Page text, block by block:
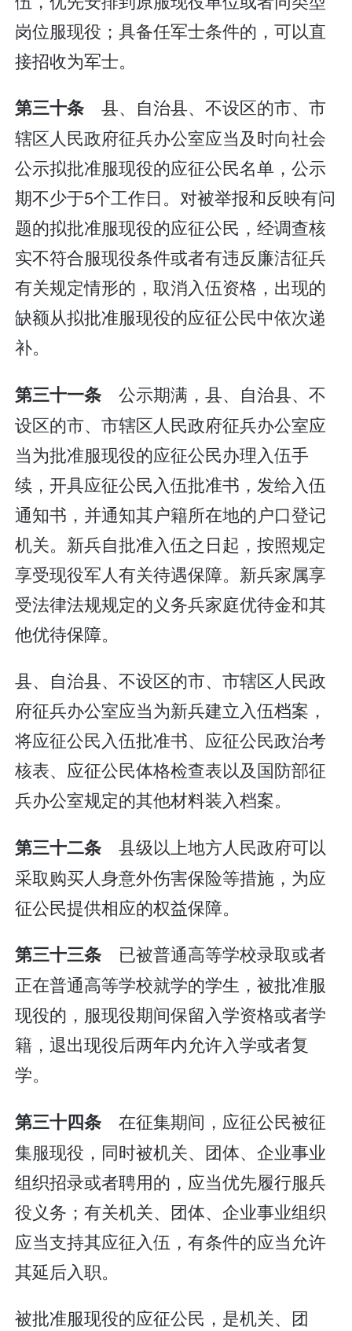
岗位服现役；具备任军士条件的，可以直
接招收为军士。
第三十条 县、自治县、不设区的市、市
辖区人民政府征兵办公室应当及时向社会
公示拟批准服现役的应征公民名单，公示
期不少于5个工作日。对被举报和反映有问
题的拟批准服现役的应征公民，经调查核
实不符合服现役条件或者有违反廉洁征兵
有关规定情形的，取消入伍资格，出现的
缺额从拟批准服现役的应征公民中依次递
补。
第三十一条 公示期满，县、自治县、不
设区的市、市辖区人民政府征兵办公室应
当为批准服现役的应征公民办理入伍手
续，开具应征公民入伍批准书，发给入伍
通知书，并通知其户籍所在地的户口登记
机关。新兵自批准入伍之日起，按照规定
享受现役军人有关待遇保障。新兵家属享
受法律法规规定的义务兵家庭优待金和其
他优待保障。
县、自治县、不设区的市、市辖区人民政
府征兵办公室应当为新兵建立入伍档案，
将应征公民入伍批准书、应征公民政治考
核表、应征公民体格检查表以及国防部征
兵办公室规定的其他材料装入档案。
第三十二条 县级以上地方人民政府可以
采取购买人身意外伤害保险等措施，为应
征公民提供相应的权益保障。
第三十三条 已被普通高等学校录取或者
正在普通高等学校就学的学生，被批准服
现役的，服现役期间保留入学资格或者学
籍，退出现役后两年内允许入学或者复
学。
第三十四条 在征集期间，应征公民被征
集服现役，同时被机关、团体、企业事业
组织招录或者聘用的，应当优先履行服兵
役义务；有关机关、团体、企业事业组织
应当支持其应征入伍，有条件的应当允许
其延后入职。
被批准服现役的应征公民，是机关、团